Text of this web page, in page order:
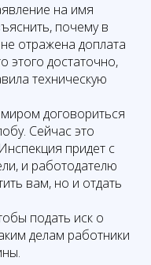
на имя
почему в
отражена доплата
этого достаточно,
техническую
договориться
Сейчас это
придет с
и работодателю
вам, но и отдать
подать иск о
делам работники